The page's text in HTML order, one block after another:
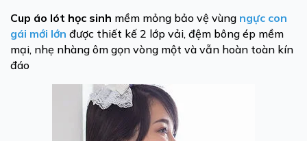
Cup áo lót học sinh mềm mỏng bảo vệ vùng ngực con
gái mới lớn được thiết kế 2 lớp vải, đệm bông ép mềm
mại, nhẹ nhàng ôm gọn vòng một và vẫn hoàn toàn kín
đáo